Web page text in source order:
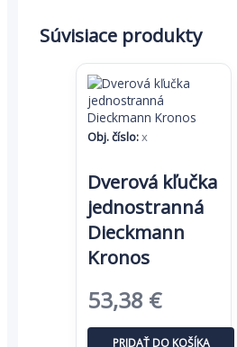
35mm
-Súvisiace produkty
Obj. číslo:x
Dverová kľučka
jednostranná
Dieckmann
Kronos
Pôvodná
cena
53,38 €Aktuálna
cena
PRIDAŤ DO KOŠÍKA